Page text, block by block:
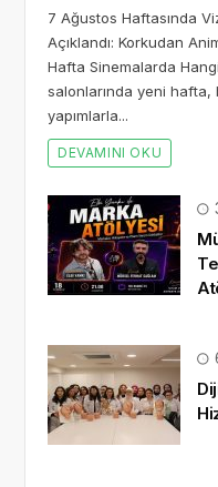
7 Ağustos Haftasında
Açıklandı: Korkudan
Hafta Sinemalarda
salonlarında yeni hafta,
yapımlarla...
DEVAMINI OKU